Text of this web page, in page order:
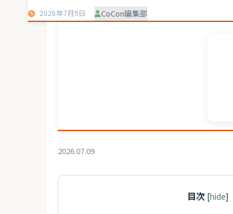
2026年7月9日 CoCon編集部
2026.07.09
目次 [hide]